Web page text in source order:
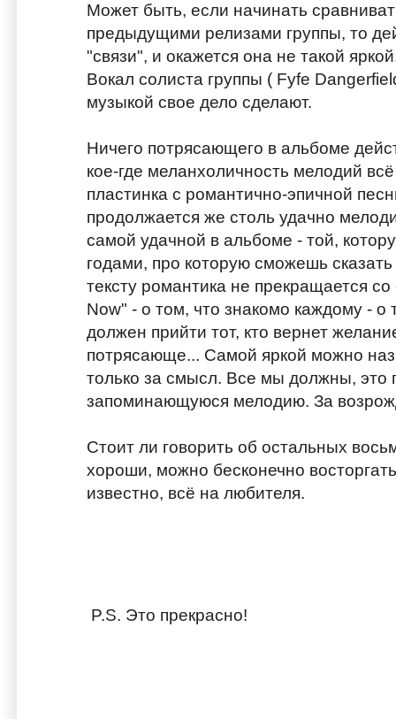
Может быть, если начинать
предыдущими релизами группы, то
"связи", и окажется она не такой
Вокал солиста группы ( Fyfe
музыкой свое дело сделают.
Ничего потрясающего в альбоме
кое-где меланхоличность мелодий
пластинка с романтично-эпичной
продолжается же столь удачно
самой удачной в альбоме - той,
годами, про которую сможешь
тексту романтика не прекращается
Now" - о том, что знакомо каждому - о
должен прийти тот, кто вернет
потрясающе... Самой яркой можно
только за смысл. Все мы должны, это
запоминающуюся мелодию. За
Стоит ли говорить об остальных
хороши, можно бесконечно
известно, всё на любителя.
P.S. Это прекрасно!